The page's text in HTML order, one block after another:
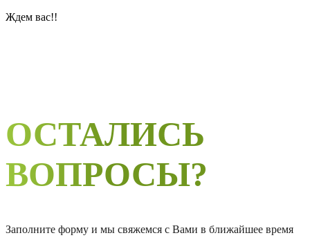
Ждем вас!!
ОСТАЛИСЬ
ВОПРОСЫ?
Заполните форму и мы свяжемся с Вами в ближайшее время